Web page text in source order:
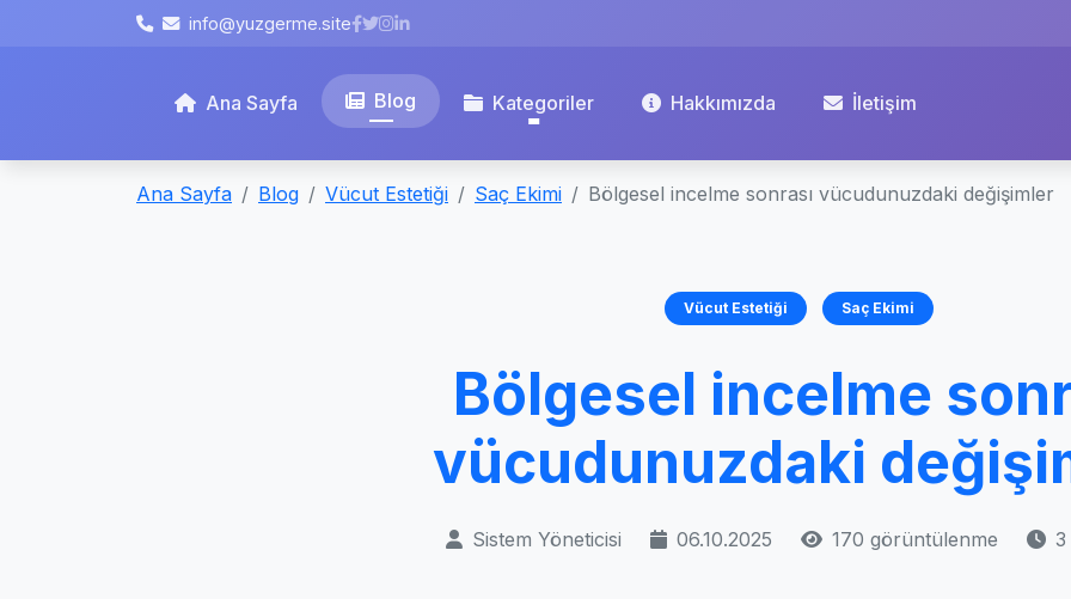
info@yuzgerme.site
Ana Sayfa Blog Kategoriler Hakkımızda İletişim
Ana Sayfa Blog Vücut Estetiği Saç Ekimi Bölgesel incelme sonrası vücudunuzdaki değişimler
Vücut Estetiği Saç Ekimi
Bölgesel incelme
vücudunuzdaki
Sistem Yöneticisi 06.10.2025 170 görüntülenme 3